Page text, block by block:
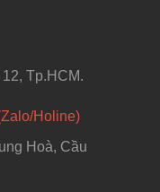
Tp.HCM.
Holine)
Hoà, Cầu